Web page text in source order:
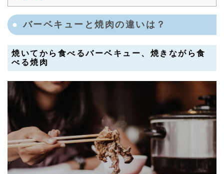
バーベキューと焼肉の違いは？
焼いてから食べるバーベキュー、焼きながら食
べる焼肉